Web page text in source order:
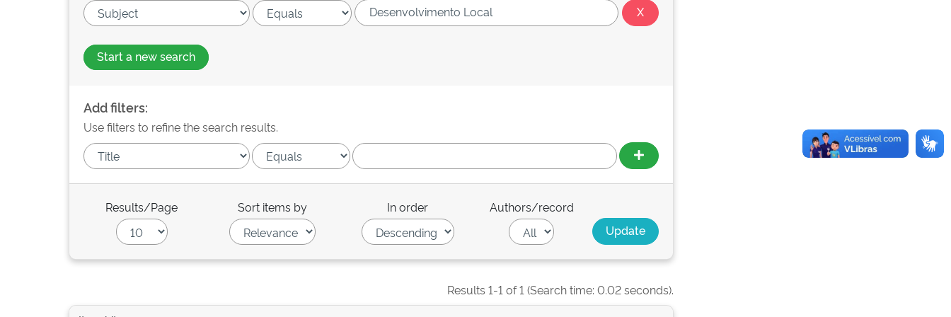
Start a new search
Add filters:
Use filters to refine the search results.
Results/Page Sort items by In order Authors/record
Results 1-1 of 1 (Search time: 0.02 seconds).